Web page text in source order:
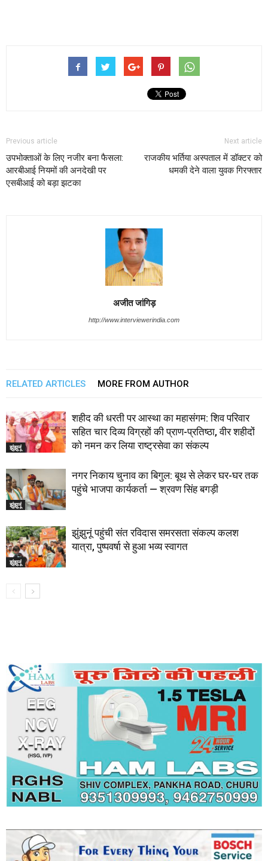
Previous article
उपभोक्ताओं के लिए नजीर बना फैसला:
आरबीआई नियमों की अनदेखी पर
एसबीआई को बड़ा झटका
Next article
राजकीय भर्तिया अस्पताल में डॉक्टर को
धमकी देने वाला युवक गिरफ्तार
अजीत जांगिड़
http://www.interviewerindia.com
RELATED ARTICLES MORE FROM AUTHOR
झुंझुनूं
शहीद की धरती पर आस्था का महासंगम: शिव परिवार
सहित चार दिव्य विग्रहों की प्राण-प्रतिष्ठा, वीर शहीदों
को नमन कर लिया राष्ट्रसेवा का संकल्प
झुंझुनूं
नगर निकाय चुनाव का बिगुल: बूथ से लेकर घर-घर तक
पहुंचे भाजपा कार्यकर्ता — श्रवण सिंह बगड़ी
झुंझुनूं
झुंझुनूं पहुंची संत रविदास समरसता संकल्प कलश
यात्रा, पुष्पवर्षा से हुआ भव्य स्वागत